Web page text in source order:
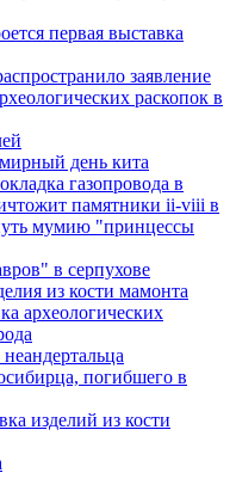
первая выставка
заявление
раскопок в
день кита
газопровода в
памятники ii-viii в
мумию "принцессы
в серпухове
из кости мамонта
археологических
погибшего в
изделий из кости